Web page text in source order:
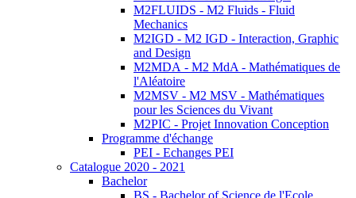
M2FLUIDS - M2 Fluids - Fluid
Mechanics
M2IGD - M2 IGD - Interaction, Graphic
and Design
M2MDA - M2 MdA - Mathématiques de
l'Aléatoire
M2MSV - M2 MSV - Mathématiques
pour les Sciences du Vivant
M2PIC - Projet Innovation Conception
Programme d'échange
PEI - Echanges PEI
Catalogue 2020 - 2021
Bachelor
BS - Bachelor of Science de l'Ecole